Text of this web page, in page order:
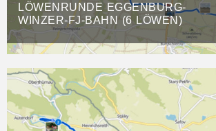
LÖWENRUNDE EGGENBURG-
WINZER-FJ-BAHN (6 LÖWEN)